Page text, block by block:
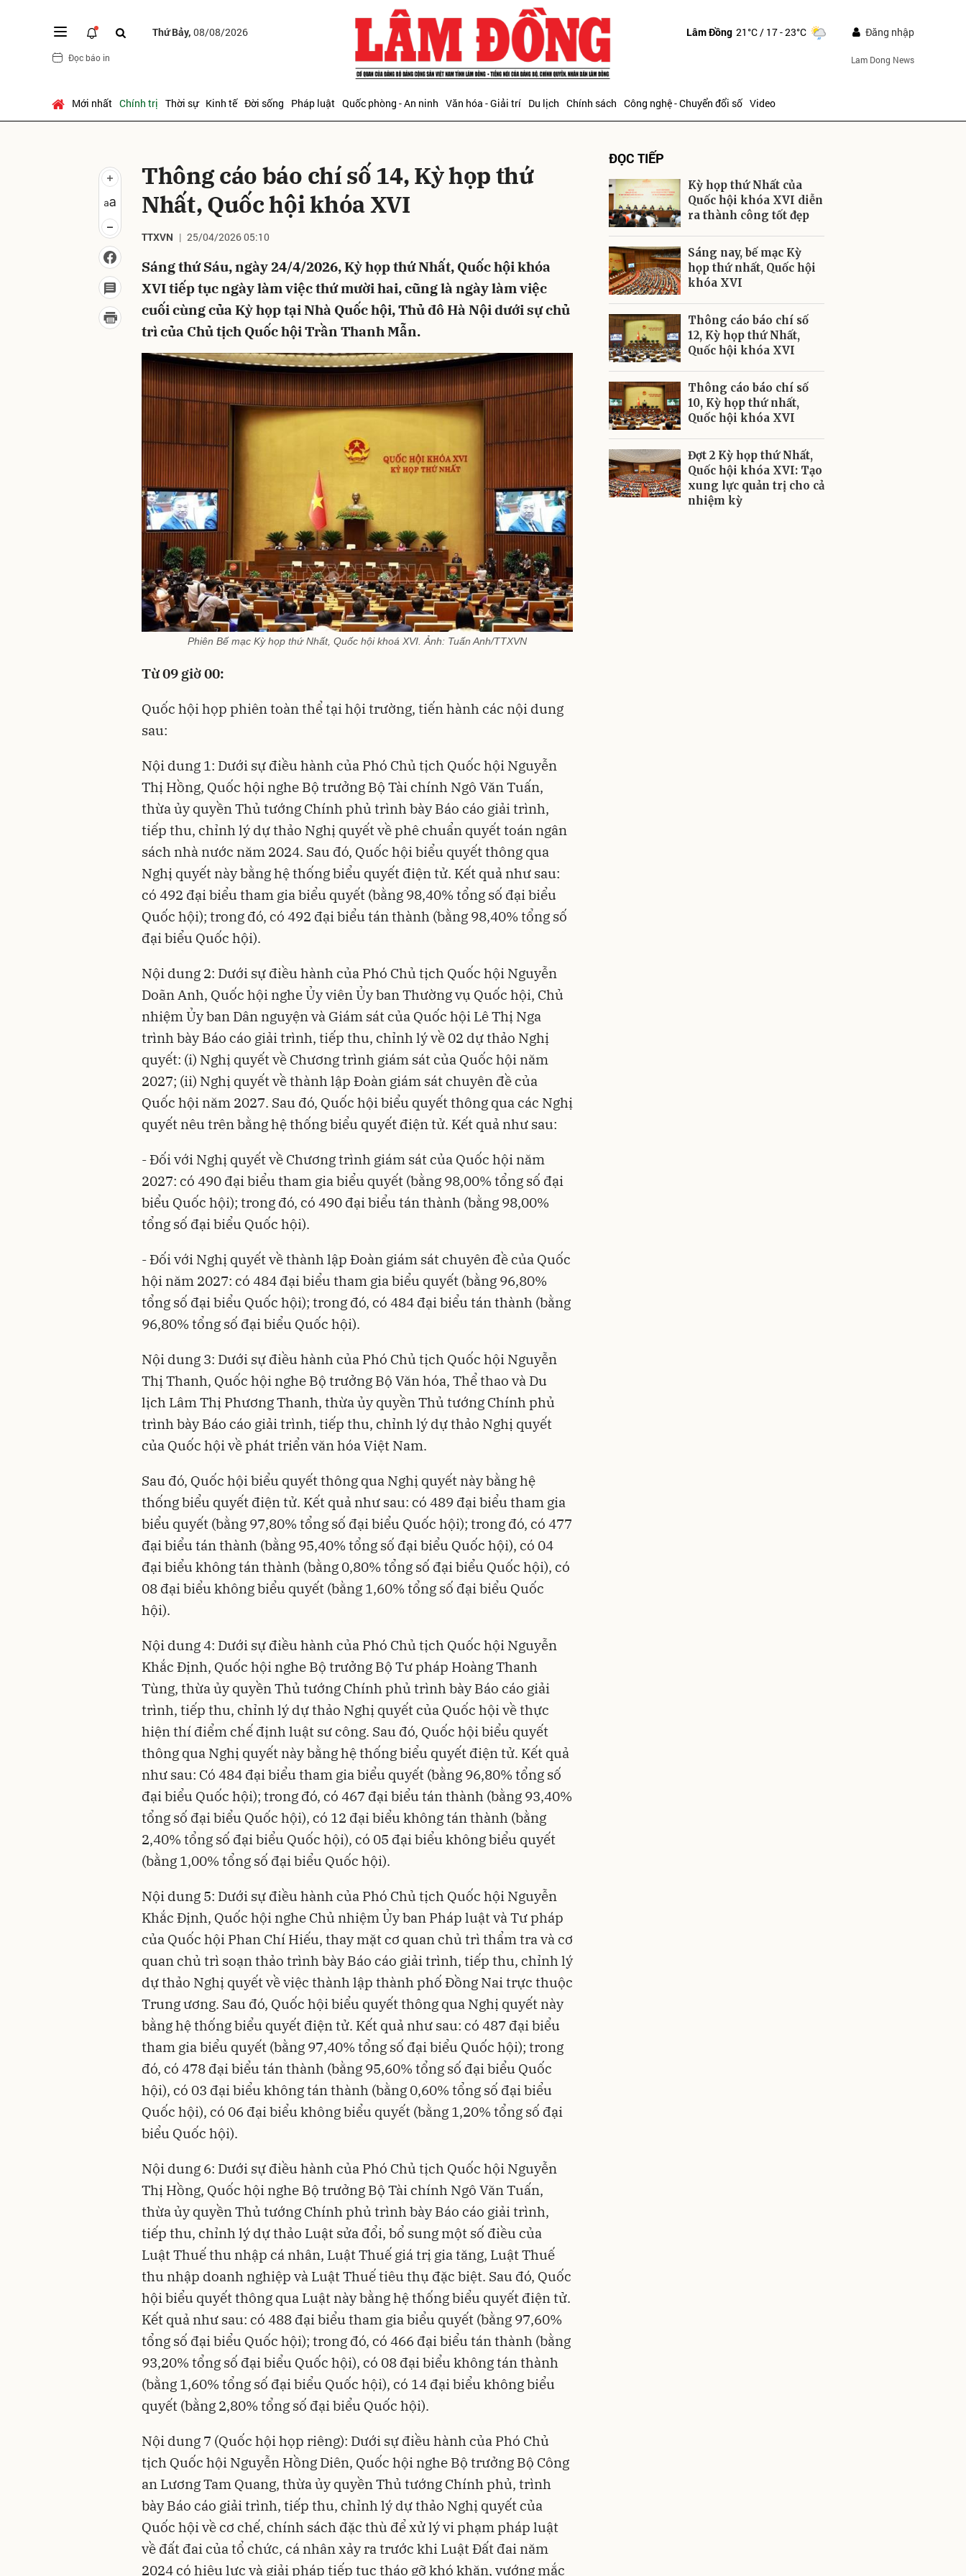
Thứ Bảy, 08/08/2026
Đọc báo in
Lâm Đồng 21°C/ 17 - 23°C Đăng nhập
Lam Dong News
Mới nhất Chính trị Thời sự Kinh tế Đời sống Pháp luật Quốc phòng - An ninh Văn hóa - Giải trí Du lịch Chính sách Công nghệ - Chuyển đổi số Video
Thông cáo báo chí số 14, Kỳ họp thứ
Nhất, Quốc hội khóa XVI
TTXVN 25/04/2026 05:10
Sáng thứ Sáu, ngày 24/4/2026, Kỳ họp thứ Nhất, Quốc hội khóa
XVI tiếp tục ngày làm việc thứ mười hai, cũng là ngày làm việc
cuối cùng của Kỳ họp tại Nhà Quốc hội, Thủ đô Hà Nội dưới sự chủ
trì của Chủ tịch Quốc hội Trần Thanh Mẫn.
Phiên Bế mạc Kỳ họp thứ Nhất, Quốc hội khoá XVI. Ảnh: Tuấn Anh/TTXVN
Từ 09 giờ 00:
Quốc hội họp phiên toàn thể tại hội trường, tiến hành các nội dung
sau:
Nội dung 1: Dưới sự điều hành của Phó Chủ tịch Quốc hội Nguyễn
Thị Hồng, Quốc hội nghe Bộ trưởng Bộ Tài chính Ngô Văn Tuấn,
thừa ủy quyền Thủ tướng Chính phủ trình bày Báo cáo giải trình,
tiếp thu, chỉnh lý dự thảo Nghị quyết về phê chuẩn quyết toán ngân
sách nhà nước năm 2024. Sau đó, Quốc hội biểu quyết thông qua
Nghị quyết này bằng hệ thống biểu quyết điện tử. Kết quả như sau:
có 492 đại biểu tham gia biểu quyết (bằng 98,40% tổng số đại biểu
Quốc hội); trong đó, có 492 đại biểu tán thành (bằng 98,40% tổng số
đại biểu Quốc hội).
Nội dung 2: Dưới sự điều hành của Phó Chủ tịch Quốc hội Nguyễn
Doãn Anh, Quốc hội nghe Ủy viên Ủy ban Thường vụ Quốc hội, Chủ
nhiệm Ủy ban Dân nguyện và Giám sát của Quốc hội Lê Thị Nga
trình bày Báo cáo giải trình, tiếp thu, chỉnh lý về 02 dự thảo Nghị
quyết: (i) Nghị quyết về Chương trình giám sát của Quốc hội năm
2027; (ii) Nghị quyết về thành lập Đoàn giám sát chuyên đề của
Quốc hội năm 2027. Sau đó, Quốc hội biểu quyết thông qua các Nghị
quyết nêu trên bằng hệ thống biểu quyết điện tử. Kết quả như sau:
- Đối với Nghị quyết về Chương trình giám sát của Quốc hội năm
2027: có 490 đại biểu tham gia biểu quyết (bằng 98,00% tổng số đại
biểu Quốc hội); trong đó, có 490 đại biểu tán thành (bằng 98,00%
tổng số đại biểu Quốc hội).
- Đối với Nghị quyết về thành lập Đoàn giám sát chuyên đề của Quốc
hội năm 2027: có 484 đại biểu tham gia biểu quyết (bằng 96,80%
tổng số đại biểu Quốc hội); trong đó, có 484 đại biểu tán thành (bằng
96,80% tổng số đại biểu Quốc hội).
Nội dung 3: Dưới sự điều hành của Phó Chủ tịch Quốc hội Nguyễn
Thị Thanh, Quốc hội nghe Bộ trưởng Bộ Văn hóa, Thể thao và Du
lịch Lâm Thị Phương Thanh, thừa ủy quyền Thủ tướng Chính phủ
trình bày Báo cáo giải trình, tiếp thu, chỉnh lý dự thảo Nghị quyết
của Quốc hội về phát triển văn hóa Việt Nam.
Sau đó, Quốc hội biểu quyết thông qua Nghị quyết này bằng hệ
thống biểu quyết điện tử. Kết quả như sau: có 489 đại biểu tham gia
biểu quyết (bằng 97,80% tổng số đại biểu Quốc hội); trong đó, có 477
đại biểu tán thành (bằng 95,40% tổng số đại biểu Quốc hội), có 04
đại biểu không tán thành (bằng 0,80% tổng số đại biểu Quốc hội), có
08 đại biểu không biểu quyết (bằng 1,60% tổng số đại biểu Quốc
hội).
Nội dung 4: Dưới sự điều hành của Phó Chủ tịch Quốc hội Nguyễn
Khắc Định, Quốc hội nghe Bộ trưởng Bộ Tư pháp Hoàng Thanh
Tùng, thừa ủy quyền Thủ tướng Chính phủ trình bày Báo cáo giải
trình, tiếp thu, chỉnh lý dự thảo Nghị quyết của Quốc hội về thực
hiện thí điểm chế định luật sư công. Sau đó, Quốc hội biểu quyết
thông qua Nghị quyết này bằng hệ thống biểu quyết điện tử. Kết quả
như sau: Có 484 đại biểu tham gia biểu quyết (bằng 96,80% tổng số
đại biểu Quốc hội); trong đó, có 467 đại biểu tán thành (bằng 93,40%
tổng số đại biểu Quốc hội), có 12 đại biểu không tán thành (bằng
2,40% tổng số đại biểu Quốc hội), có 05 đại biểu không biểu quyết
(bằng 1,00% tổng số đại biểu Quốc hội).
Nội dung 5: Dưới sự điều hành của Phó Chủ tịch Quốc hội Nguyễn
Khắc Định, Quốc hội nghe Chủ nhiệm Ủy ban Pháp luật và Tư pháp
của Quốc hội Phan Chí Hiếu, thay mặt cơ quan chủ trì thẩm tra và cơ
quan chủ trì soạn thảo trình bày Báo cáo giải trình, tiếp thu, chỉnh lý
dự thảo Nghị quyết về việc thành lập thành phố Đồng Nai trực thuộc
Trung ương. Sau đó, Quốc hội biểu quyết thông qua Nghị quyết này
bằng hệ thống biểu quyết điện tử. Kết quả như sau: có 487 đại biểu
tham gia biểu quyết (bằng 97,40% tổng số đại biểu Quốc hội); trong
đó, có 478 đại biểu tán thành (bằng 95,60% tổng số đại biểu Quốc
hội), có 03 đại biểu không tán thành (bằng 0,60% tổng số đại biểu
Quốc hội), có 06 đại biểu không biểu quyết (bằng 1,20% tổng số đại
biểu Quốc hội).
Nội dung 6: Dưới sự điều hành của Phó Chủ tịch Quốc hội Nguyễn
Thị Hồng, Quốc hội nghe Bộ trưởng Bộ Tài chính Ngô Văn Tuấn,
thừa ủy quyền Thủ tướng Chính phủ trình bày Báo cáo giải trình,
tiếp thu, chỉnh lý dự thảo Luật sửa đổi, bổ sung một số điều của
Luật Thuế thu nhập cá nhân, Luật Thuế giá trị gia tăng, Luật Thuế
thu nhập doanh nghiệp và Luật Thuế tiêu thụ đặc biệt. Sau đó, Quốc
hội biểu quyết thông qua Luật này bằng hệ thống biểu quyết điện tử.
Kết quả như sau: có 488 đại biểu tham gia biểu quyết (bằng 97,60%
tổng số đại biểu Quốc hội); trong đó, có 466 đại biểu tán thành (bằng
93,20% tổng số đại biểu Quốc hội), có 08 đại biểu không tán thành
(bằng 1,60% tổng số đại biểu Quốc hội), có 14 đại biểu không biểu
quyết (bằng 2,80% tổng số đại biểu Quốc hội).
Nội dung 7 (Quốc hội họp riêng): Dưới sự điều hành của Phó Chủ
tịch Quốc hội Nguyễn Hồng Diên, Quốc hội nghe Bộ trưởng Bộ Công
an Lương Tam Quang, thừa ủy quyền Thủ tướng Chính phủ, trình
bày Báo cáo giải trình, tiếp thu, chỉnh lý dự thảo Nghị quyết của
Quốc hội về cơ chế, chính sách đặc thù để xử lý vi phạm pháp luật
về đất đai của tổ chức, cá nhân xảy ra trước khi Luật Đất đai năm
2024 có hiệu lực và giải pháp tiếp tục tháo gỡ khó khăn, vướng mắc
ĐỌC TIẾP
Kỳ họp thứ Nhất của
Quốc hội khóa XVI diễn
ra thành công tốt đẹp
Sáng nay, bế mạc Kỳ
họp thứ nhất, Quốc hội
khóa XVI
Thông cáo báo chí số
12, Kỳ họp thứ Nhất,
Quốc hội khóa XVI
Thông cáo báo chí số
10, Kỳ họp thứ nhất,
Quốc hội khóa XVI
Đợt 2 Kỳ họp thứ Nhất,
Quốc hội khóa XVI: Tạo
xung lực quản trị cho cả
nhiệm kỳ
Gửi bình luận
Gửi